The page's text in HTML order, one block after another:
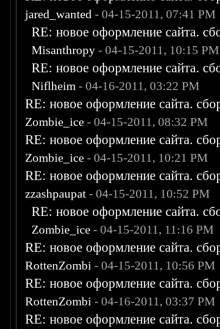
jared_wanted - 04-15-2011, 07:41 PM
RE: новое оформление сайта.
Misanthropy - 04-15-2011, 10:15 PM
RE: новое оформление сайта.
Niflheim - 04-16-2011, 03:22 PM
RE: новое оформление сайта.
Zombie_ice - 04-15-2011, 08:32 PM
RE: новое оформление сайта.
Zombie_ice - 04-15-2011, 10:21 PM
RE: новое оформление сайта.
zzashpaupat - 04-15-2011, 10:52 PM
RE: новое оформление сайта.
Zombie_ice - 04-15-2011, 11:16 PM
RE: новое оформление сайта.
RottenZombi - 04-15-2011, 10:56 PM
RE: новое оформление сайта.
RottenZombi - 04-16-2011, 03:37 PM
RE: новое оформление сайта.